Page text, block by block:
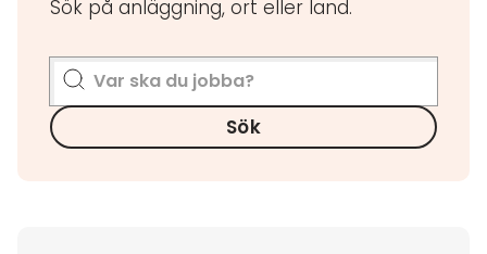
Sök på anläggning, ort eller land.
Sök